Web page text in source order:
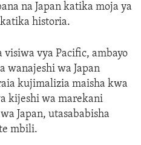
na Japan katika moja ya
historia.
vya Pacific, ambayo
wanajeshi wa Japan
kujimalizia maisha kwa
kijeshi wa marekani
Japan, utasababisha
mbili.